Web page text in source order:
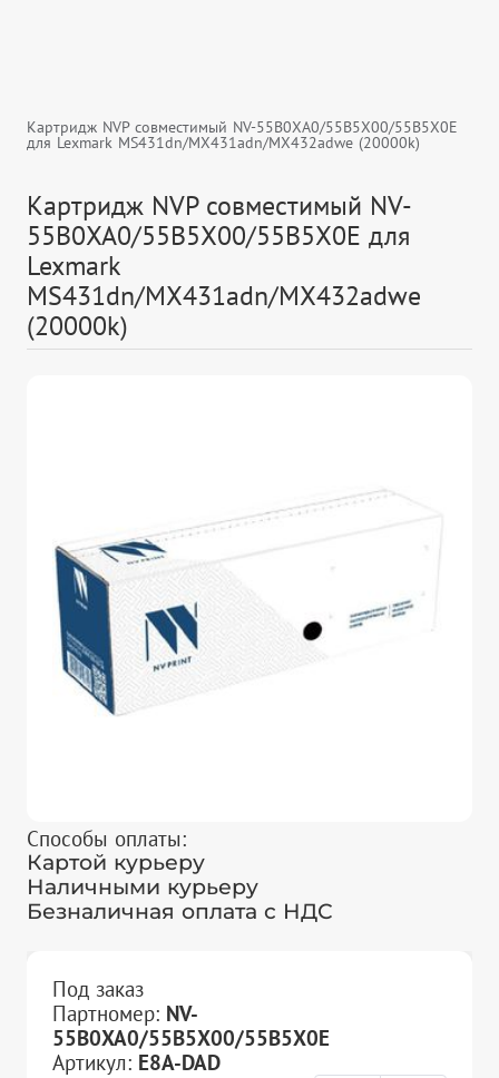
Картридж NVP совместимый NV-55B0XA0/55B5X00/55B5X0E
для Lexmark MS431dn/MX431adn/MX432adwe (20000k)
Картридж NVP совместимый NV-
55B0XA0/55B5X00/55B5X0E для
Lexmark
MS431dn/MX431adn/MX432adwe
(20000k)
Способы оплаты:
Картой курьеру
Наличными курьеру
Безналичная оплата с НДС
Под заказ
Партномер: NV-
55B0XA0/55B5X00/55B5X0E
Артикул: E8A-DAD